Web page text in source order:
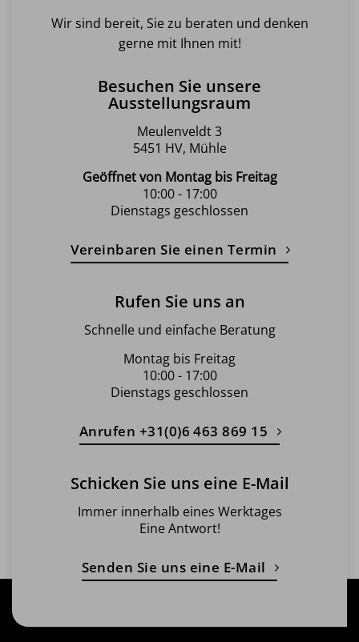
Wir sind bereit, Sie zu beraten und denken
gerne mit Ihnen mit!
Besuchen Sie unsere
Ausstellungsraum
Meulenveldt 3
5451 HV, Mühle
Geöffnet von Montag bis Freitag
10:00 - 17:00
Dienstags geschlossen
Vereinbaren Sie einen Termin
Rufen Sie uns an
Schnelle und einfache Beratung
Montag bis Freitag
10:00 - 17:00
Dienstags geschlossen
Anrufen +31(0)6 463 869 15
Schicken Sie uns eine E-Mail
Immer innerhalb eines Werktages
Eine Antwort!
Senden Sie uns eine E-Mail